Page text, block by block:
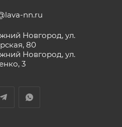
nn.ru
Новгород, ул.
80
Новгород, ул.
3